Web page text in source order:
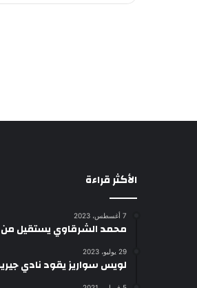
الأكثر قراءة
7 أغسطس، 2023
محمد الشرقاوي يستقيل من
29 يوليو، 2023
لويس سواريز يقود نادي